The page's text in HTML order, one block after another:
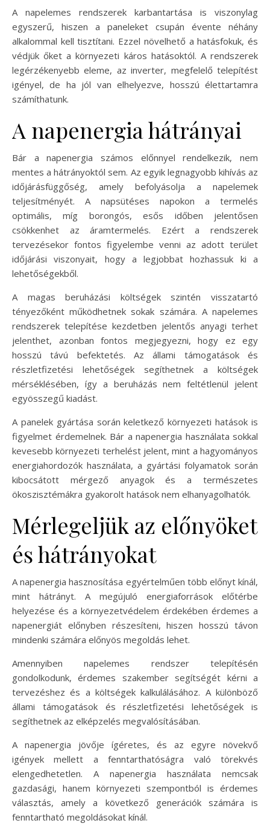
A napelemes rendszerek karbantartása is viszonylag
egyszerű, hiszen a paneleket csupán évente néhány
alkalommal kell tisztítani. Ezzel növelhető a hatásfokuk, és
védjük őket a környezeti káros hatásoktól. A rendszerek
legérzékenyebb eleme, az inverter, megfelelő telepítést
igényel, de ha jól van elhelyezve, hosszú élettartamra
számíthatunk.
A napenergia hátrányai
Bár a napenergia számos előnnyel rendelkezik, nem
mentes a hátrányoktól sem. Az egyik legnagyobb kihívás az
időjárásfüggőség, amely befolyásolja a napelemek
teljesítményét. A napsütéses napokon a termelés
optimális, míg borongós, esős időben jelentősen
csökkenhet az áramtermelés. Ezért a rendszerek
tervezésekor fontos figyelembe venni az adott terület
időjárási viszonyait, hogy a legjobbat hozhassuk ki a
lehetőségekből.
A magas beruházási költségek szintén visszatartó
tényezőként működhetnek sokak számára. A napelemes
rendszerek telepítése kezdetben jelentős anyagi terhet
jelenthet, azonban fontos megjegyezni, hogy ez egy
hosszú távú befektetés. Az állami támogatások és
részletfizetési lehetőségek segíthetnek a költségek
mérséklésében, így a beruházás nem feltétlenül jelent
egyösszegű kiadást.
A panelek gyártása során keletkező környezeti hatások is
figyelmet érdemelnek. Bár a napenergia használata sokkal
kevesebb környezeti terhelést jelent, mint a hagyományos
energiahordozók használata, a gyártási folyamatok során
kibocsátott mérgező anyagok és a természetes
ökoszisztémákra gyakorolt hatások nem elhanyagolhatók.
Mérlegeljük az előnyöket
és hátrányokat
A napenergia hasznosítása egyértelműen több előnyt kínál,
mint hátrányt. A megújuló energiaforrások előtérbe
helyezése és a környezetvédelem érdekében érdemes a
napenergiát előnyben részesíteni, hiszen hosszú távon
mindenki számára előnyös megoldás lehet.
Amennyiben napelemes rendszer telepítésén
gondolkodunk, érdemes szakember segítségét kérni a
tervezéshez és a költségek kalkulálásához. A különböző
állami támogatások és részletfizetési lehetőségek is
segíthetnek az elképzelés megvalósításában.
A napenergia jövője ígéretes, és az egyre növekvő
igények mellett a fenntarthatóságra való törekvés
elengedhetetlen. A napenergia használata nemcsak
gazdasági, hanem környezeti szempontból is érdemes
választás, amely a következő generációk számára is
fenntartható megoldásokat kínál.